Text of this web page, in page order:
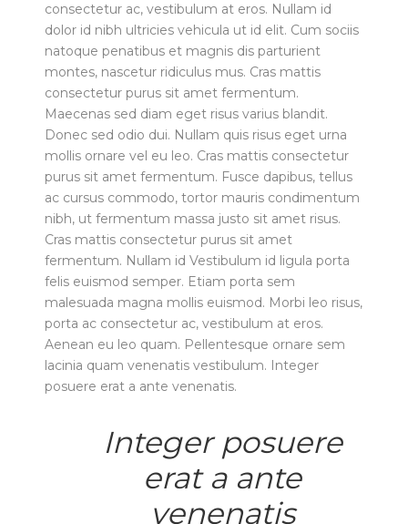
consectetur ac, vestibulum at eros. Nullam id
dolor id nibh ultricies vehicula ut id elit. Cum sociis
natoque penatibus et magnis dis parturient
montes, nascetur ridiculus mus. Cras mattis
consectetur purus sit amet fermentum.
Maecenas sed diam eget risus varius blandit.
Donec sed odio dui. Nullam quis risus eget urna
mollis ornare vel eu leo. Cras mattis consectetur
purus sit amet fermentum. Fusce dapibus, tellus
ac cursus commodo, tortor mauris condimentum
nibh, ut fermentum massa justo sit amet risus.
Cras mattis consectetur purus sit amet
fermentum. Nullam id Vestibulum id ligula porta
felis euismod semper. Etiam porta sem
malesuada magna mollis euismod. Morbi leo risus,
porta ac consectetur ac, vestibulum at eros.
Aenean eu leo quam. Pellentesque ornare sem
lacinia quam venenatis vestibulum. Integer
posuere erat a ante venenatis.
Integer posuere
erat a ante
venenatis